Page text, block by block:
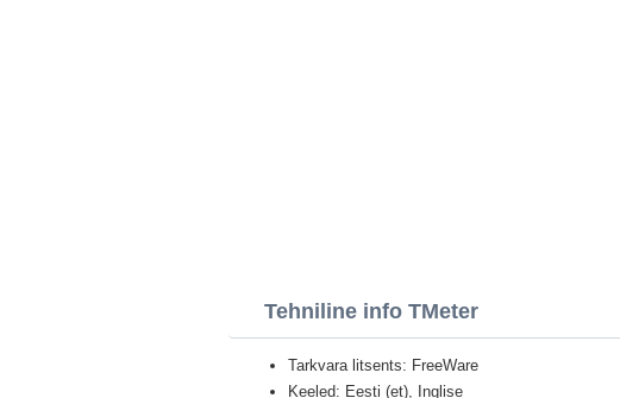
Tehniline info TMeter
Tarkvara litsents: FreeWare
Keeled: Eesti (et), Inglise